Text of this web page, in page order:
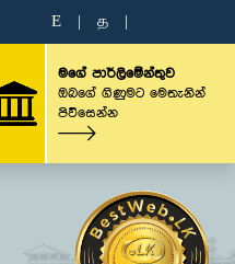
E த
මගේ පාර්ලිමේන්තුව
ඔබගේ ගිණුමට මෙතැනින්
පිවිසෙන්න